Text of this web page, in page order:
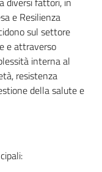
e Resilienza
sul settore
e attraverso
interna al
resistenza
della salute e